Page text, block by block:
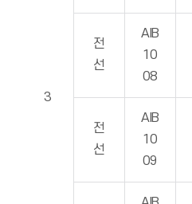
3
전
선
AIB
10
08
전
선
AIB
10
09